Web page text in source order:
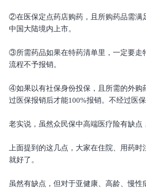
②在医保定点药店购药，且所购药品需满
中国大陆境内上市。
③所需药品如果在特药清单里，一定要走
流程不予报销。
④如果以有社保身份投保，且所需的外购
过医保报销后才能100%报销。不经过医保
老实说，虽然众民保中高端医疗险有缺点
上面提到的这几点，大家在住院、用药
就好了。
虽然有缺点，但对于亚健康、高龄、慢性